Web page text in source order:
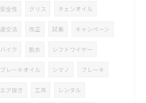
安全性 グリス チェンオイル
道交法 改正 試乗 キャンペーン
バイク 脱水 シフトワイヤー
ブレーキオイル シマノ ブレーキ
エア抜き 工具 レンタル